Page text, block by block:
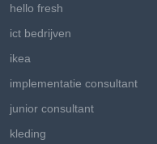
hello fresh
ict bedrijven
ikea
implementatie consultant
junior consultant
kleding